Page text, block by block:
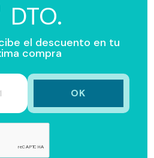
DTO.
el descuento en tu
compra